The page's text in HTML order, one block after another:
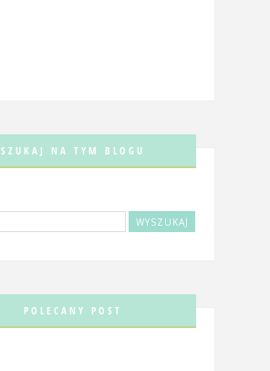
SZUKAJ NA TYM BLOGU
POLECANY POST